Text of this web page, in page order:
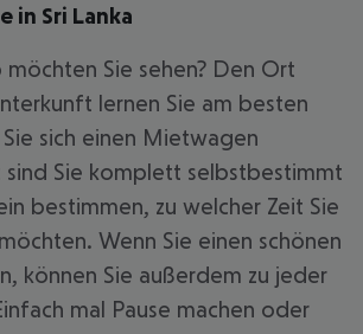
in Sri Lanka
möchten Sie sehen? Den Ort
lernen Sie am besten
sich einen Mietwagen
sind Sie komplett selbstbestimmt
bestimmen, zu welcher Zeit Sie
Wenn Sie einen schönen
können Sie außerdem zu jeder
mal Pause machen oder